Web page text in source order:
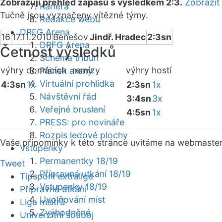
Kariéra
Redakce webu
DRFG Arena
DRFG Arena
Schéma tribun
Plánek areny
Virtuální prohlídka
Návštěvní řád
Veřejné bruslení
PRESS: pro novináře
Rozpis ledové plochy
Vstupenky
Permanentky 18/19
Přípravná utkání 18/19
Vstupenky 18/19
Uvolňování míst
Zvýhodněné
Zobrazuji přehled zápasů s výsledkem 2:3. Zobrazit
Tučně jsou vyznačeny vítězné týmy.
1617.11.2010BenešovJindř. Hradec2:3sn
Četnost výsledků
výhry domácíchremízy výhry hostí
4:3sn1x 2:3sn 1x
3:4sn3x
4:5sn 1x
Vaše připomínky k této stránce uvítáme na webmaster
Tweet
Tipsport extraliga
Přípravná utkání
Liga mistrů
Univerzitní souboj